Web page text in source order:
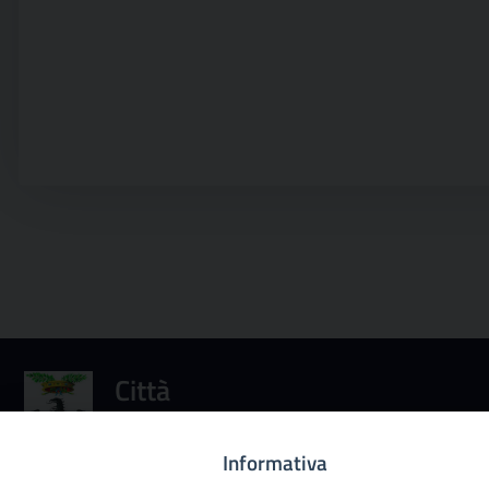
Città
metropolitana di
Informativa